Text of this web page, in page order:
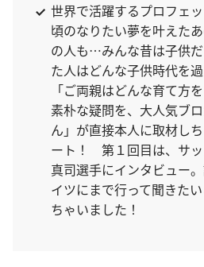
世界で活躍するプロフェ
頃のなりたい夢を叶えた
の人も…みんな昔は子供
た人はどんな子供時代を
「ご両親はどんな育て方
素朴な疑問を、大人気ブ
ん」が直接本人に取材し
ート！ 第１回目は、サ
真司選手にインタビュー
イツにまで行って聞きた
ちゃいました！